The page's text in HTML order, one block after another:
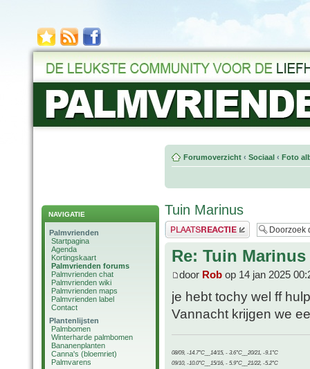
NAVIGATIE
Palmvrienden
Startpagina
Agenda
Kortingskaart
Palmvrienden forums
Palmvrienden chat
Palmvrienden wiki
Palmvrienden maps
Palmvrienden label
Contact
Plantenlijsten
Palmbomen
Winterharde palmbomen
Bananenplanten
Canna's (bloemriet)
Palmvarens
Forumoverzicht ‹ Sociaal ‹ Foto
Tuin Marinus
Plaats een reactie
Re: Tuin Marinus
door Rob op 14 jan 2025
je hebt tochy wel ff
Vannacht krijgen we
08/09, -14.7°C__14/15, - 3.6°C__20/21, -9.1°C
09/10, -10.0°C__15/16, - 5.9°C__21/22, -5.2°C